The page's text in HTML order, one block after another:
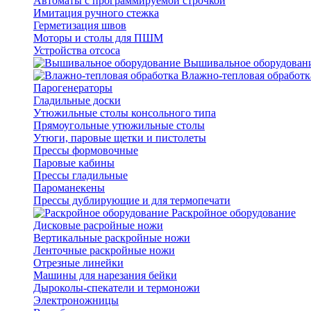
Имитация ручного стежка
Герметизация швов
Моторы и столы для ПШМ
Устройства отсоса
Вышивальное
Влажно-тепловая
Парогенераторы
Гладильные доски
Утюжильные столы консольного типа
Прямоугольные утюжильные столы
Утюги, паровые щетки и пистолеты
Прессы формовочные
Паровые кабины
Прессы гладильные
Пароманекены
Прессы дублирующие и для термопечати
Раскройное оборудование
Дисковые расройные ножи
Вертикальные раскройные ножи
Ленточные раскройные ножи
Отрезные линейки
Машины для нарезания бейки
Дыроколы-спекатели и термоножи
Электроножницы